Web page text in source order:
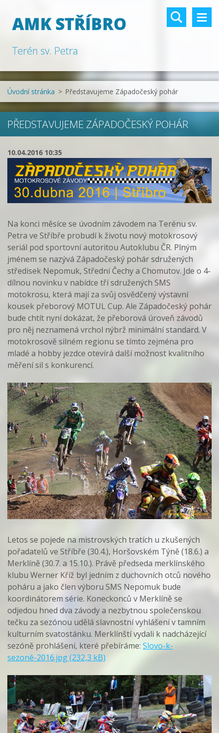
AMK STŘÍBRO
Terén sv. Petra
Úvodní stránka > Představujeme Západočeský pohár
PŘEDSTAVUJEME ZÁPADOČESKÝ POHÁR
10.04.2016 10:35
Na konci měsíce se úvodním závodem na Terénu sv.
Petra ve Stříbře probudí k životu nový motokrosový
seriál pod sportovní autoritou Autoklubu ČR. Plným
jménem se nazývá Západočeský pohár sdružených
středisek Nepomuk, Střední Čechy a Chomutov. Jde o 4-
dílnou novinku v nabídce tří sdružených SMS
motokrosu, která mají za svůj osvědčený výstavní
kousek přeborový MOTUL Cup. Ale Západočeský pohár
bude chtít nyní dokázat, že přeborová úroveň závodů
pro něj neznamená vrchol nýbrž minimální standard. V
motokrosově silném regionu se tímto zejména pro
mladé a hobby jezdce otevírá další možnost kvalitního
měření sil s konkurencí.
Letos se pojede na mistrovských tratích u zkušených
pořadatelů ve Stříbře (30.4.), Horšovském Týně (18.6.) a
Merklíně (30.7. a 15.10.). Právě předseda merklínského
klubu Werner Kříž byl jedním z duchovních otců nového
poháru a jako člen výboru SMS Nepomuk bude
koordinátorem série. Koneckonců v Merklíně se
odjedou hned dva závody a nezbytnou společenskou
tečku za sezónou udělá slavnostní vyhlášení v tamním
kulturním svatostánku. Merklínští vydali k nadcházející
sezóně prohlášení, které přebíráme: Slovo-k-
sezoně-2016.jpg (232,3 kB)